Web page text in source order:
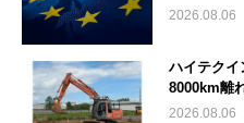
2026.08.06
ハイテク
8000km離
2026.08.06